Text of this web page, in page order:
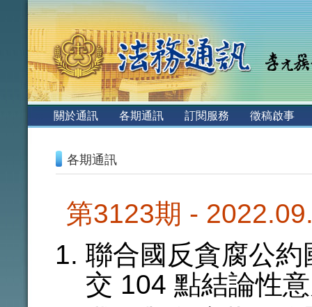
關於通訊 各期通訊 訂閱服務
徵稿啟事
各期通訊
第3123期 -
聯合國反貪腐公
交 104 點結論性